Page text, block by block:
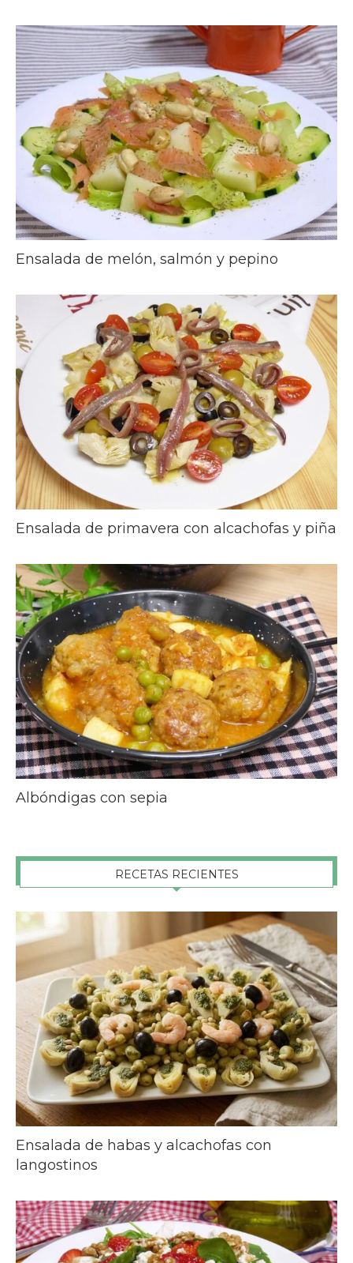
Ensalada de melón, salmón y pepino
Ensalada de primavera con alcachofas y piña
Albóndigas con sepia
RECETAS RECIENTES
Ensalada de habas y alcachofas con
langostinos